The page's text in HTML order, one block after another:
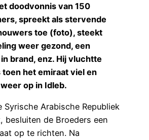
doodvonnis van 150
spreekt als stervende
toe (foto), steekt
weer gezond, een
brand, enz. Hij vluchtte
toen het emiraat viel en
op in Idleb.
Syrische Arabische Republiek
besluiten de Broeders een
op te richten. Na